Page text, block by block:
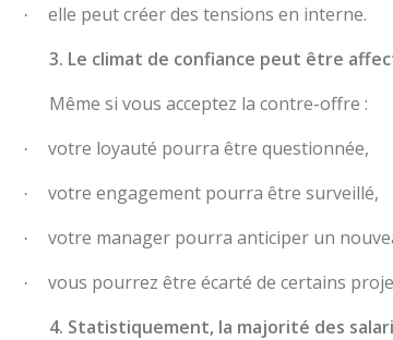
·
elle peut créer des tensions en interne.
3. Le climat de confiance peut être
Même si vous acceptez la contre-offre :
· votre loyauté pourra être questionnée,
· votre engagement pourra être surveillé,
· votre manager pourra anticiper un
·
vous pourrez être écarté de certains
4. Statistiquement, la majorité des